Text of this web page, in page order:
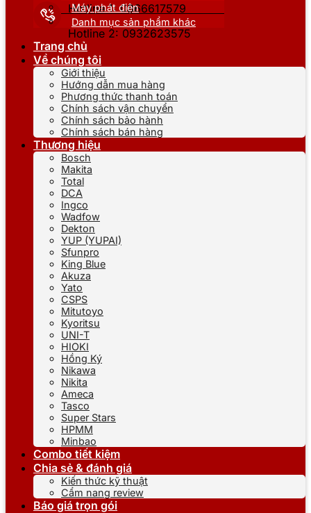
Hotline 1: 0866617579
Hotline 2: 0932623575
Máy phát điện
Danh mục sản phẩm khác
Trang chủ
Về chúng tôi
Giới thiệu
Hướng dẫn mua hàng
Phương thức thanh toán
Chính sách vận chuyển
Chính sách bảo hành
Chính sách bán hàng
Thương hiệu
Bosch
Makita
Total
DCA
Ingco
Wadfow
Dekton
YUP (YUPAI)
Sfunpro
King Blue
Akuza
Yato
CSPS
Mitutoyo
Kyoritsu
UNI-T
HIOKI
Hồng Ký
Nikawa
Nikita
Ameca
Tasco
Super Stars
HPMM
Minbao
Combo tiết kiệm
Chia sẻ & đánh giá
Kiến thức kỹ thuật
Cẩm nang review
Báo giá trọn gói